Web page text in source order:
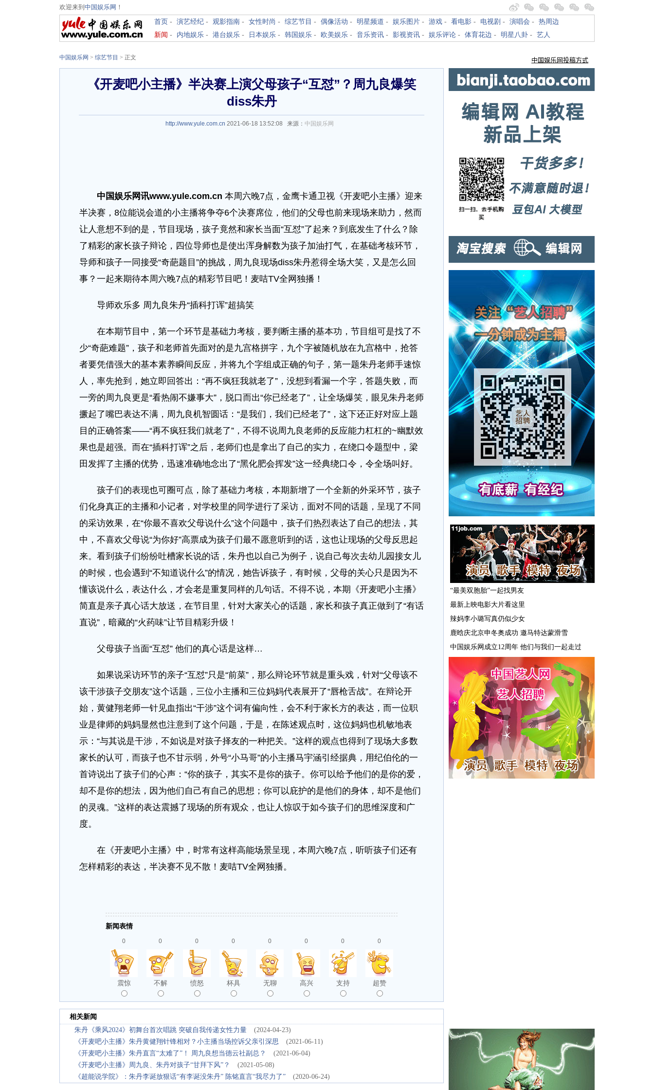
欢迎来到 中国娱乐网 ！
首页 - 演艺经纪 - 观影指南 - 女性时尚 - 综艺节目 - 偶像活动 - 明星频道 - 娱乐图片 - 游戏 - 看电影 - 电视剧 - 演唱会 - 热周边
新闻 - 内地娱乐 - 港台娱乐 - 日本娱乐 - 韩国娱乐 - 欧美娱乐 - 音乐资讯 - 影视资讯 - 娱乐评论 - 体育花边 - 明星八卦 - 艺人
中国娱乐网 > 综艺节目 > 正文
《开麦吧小主播》半决赛上演父母孩子“互怼”？周九良爆笑
diss朱丹
http://www.yule.com.cn 2021-06-18 13:52:08 来源： 中国娱乐网
中国娱乐网讯www.yule.com.cn 本周六晚7点，金鹰卡通卫视《开麦吧小主播》迎来
半决赛，8位能说会道的小主播将争夺6个决赛席位，他们的父母也前来现场来助力，然而
让人意想不到的是，节目现场，孩子竟然和家长当面“互怼”了起来？到底发生了什么？除
了精彩的家长孩子辩论，四位导师也是使出浑身解数为孩子加油打气，在基础考核环节，
导师和孩子一同接受“奇葩题目”的挑战，周九良现场diss朱丹惹得全场大笑，又是怎么回
事？一起来期待本周六晚7点的精彩节目吧！麦咭TV全网独播！
导师欢乐多 周九良朱丹“插科打诨”超搞笑
在本期节目中，第一个环节是基础力考核，要判断主播的基本功，节目组可是找了不
少“奇葩难题”，孩子和老师首先面对的是九宫格拼字，九个字被随机放在九宫格中，抢答
者要凭借强大的基本素养瞬间反应，并将九个字组成正确的句子，第一题朱丹老师手速惊
人，率先抢到，她立即回答出：“再不疯狂我就老了”，没想到看漏一个字，答题失败，而
一旁的周九良更是“看热闹不嫌事大”，脱口而出“你已经老了”，让全场爆笑，眼见朱丹老师
撅起了嘴巴表达不满，周九良机智圆话：“是我们，我们已经老了”，这下还正好对应上题
目的正确答案——“再不疯狂我们就老了”，不得不说周九良老师的反应能力杠杠的~幽默效
果也是超强。而在“插科打诨”之后，老师们也是拿出了自己的实力，在绕口令题型中，梁
田发挥了主播的优势，迅速准确地念出了“黑化肥会挥发”这一经典绕口令，令全场叫好。
孩子们的表现也可圈可点，除了基础力考核，本期新增了一个全新的外采环节，孩子
们化身真正的主播和小记者，对学校里的同学进行了采访，面对不同的话题，呈现了不同
的采访效果，在“你最不喜欢父母说什么”这个问题中，孩子们热烈表达了自己的想法，其
中，不喜欢父母说“为你好”高票成为孩子们最不愿意听到的话，这也让现场的父母反思起
来。看到孩子们纷纷吐槽家长说的话，朱丹也以自己为例子，说自己每次去幼儿园接女儿
的时候，也会遇到“不知道说什么”的情况，她告诉孩子，有时候，父母的关心只是因为不
懂该说什么，表达什么，才会老是重复同样的几句话。不得不说，本期《开麦吧小主播》
简直是亲子真心话大放送，在节目里，针对大家关心的话题，家长和孩子真正做到了“有话
直说”，暗藏的“火药味”让节目精彩升级！
父母孩子当面“互怼” 他们的真心话是这样…
如果说采访环节的亲子“互怼”只是“前菜”，那么辩论环节就是重头戏，针对“父母该不
该干涉孩子交朋友”这个话题，三位小主播和三位妈妈代表展开了“唇枪舌战”。在辩论开
始，黄健翔老师一针见血指出“干涉”这个词有偏向性，会不利于家长方的表达，而一位职
业是律师的妈妈显然也注意到了这个问题，于是，在陈述观点时，这位妈妈也机敏地表
示：“与其说是干涉，不如说是对孩子择友的一种把关。”这样的观点也得到了现场大多数
家长的认可，而孩子也不甘示弱，外号“小马哥”的小主播马宇涵引经据典，用纪伯伦的一
首诗说出了孩子们的心声：“你的孩子，其实不是你的孩子。你可以给予他们的是你的爱，
却不是你的想法，因为他们自己有自己的思想；你可以庇护的是他们的身体，却不是他们
的灵魂。”这样的表达震撼了现场的所有观众，也让人惊叹于如今孩子们的思维深度和广
度。
在《开麦吧小主播》中，时常有这样高能场景呈现，本周六晚7点，听听孩子们还有
怎样精彩的表达，半决赛不见不散！麦咭TV全网独播。
新闻表情
0
震惊
0
不解
0
愤怒
0
杯具
0
无聊
0
高兴
0
支持
0
超赞
相关新闻
朱丹《乘风2024》初舞台首次唱跳 突破自我传递女性力量
(2024-04-23)
《开麦吧小主播》朱丹黄健翔针锋相对？小主播当场控诉父亲引深思
(2021-06-11)
《开麦吧小主播》朱丹直言“太难了”！ 周九良想当德云社副总？
(2021-06-04)
《开麦吧小主播》周九良、朱丹对孩子“甘拜下风”？
(2021-05-08)
《超能说学院》：朱丹李诞放狠话“有李诞没朱丹” 陈铭直言“我尽力了”
(2020-06-24)